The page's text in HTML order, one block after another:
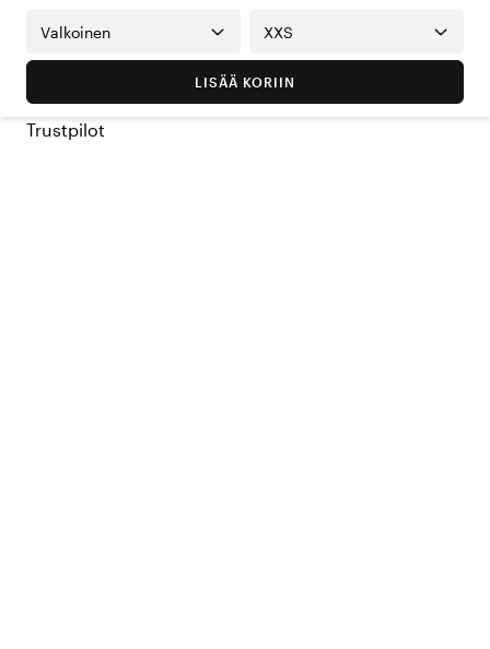
Valkoinen XXS
LISÄÄ KORIIN
Trustpilot